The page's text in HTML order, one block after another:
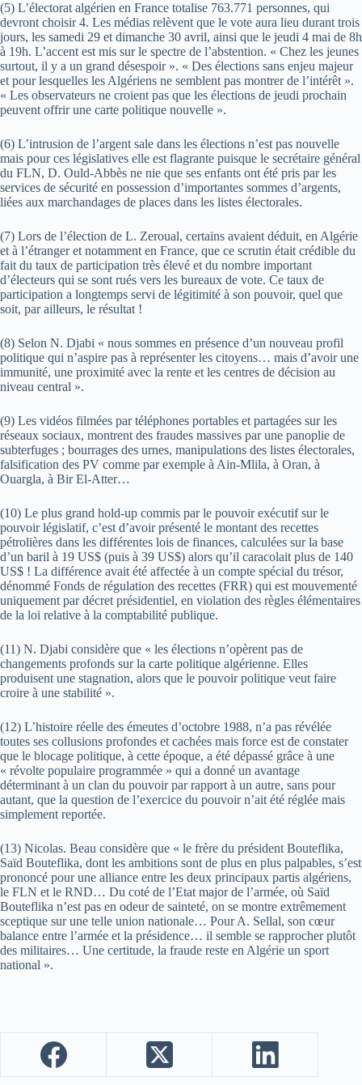
(5) L’électorat algérien en France totalise 763.771 personnes, qui
devront choisir 4. Les médias relèvent que le vote aura lieu durant trois
jours, les samedi 29 et dimanche 30 avril, ainsi que le jeudi 4 mai de 8h
à 19h. L’accent est mis sur le spectre de l’abstention. « Chez les jeunes
surtout, il y a un grand désespoir ». « Des élections sans enjeu majeur
et pour lesquelles les Algériens ne semblent pas montrer de l’intérêt ».
« Les observateurs ne croient pas que les élections de jeudi prochain
peuvent offrir une carte politique nouvelle ».
(6) L’intrusion de l’argent sale dans les élections n’est pas nouvelle
mais pour ces législatives elle est flagrante puisque le secrétaire général
du FLN, D. Ould-Abbès ne nie que ses enfants ont été pris par les
services de sécurité en possession d’importantes sommes d’argents,
liées aux marchandages de places dans les listes électorales.
(7) Lors de l’élection de L. Zeroual, certains avaient déduit, en Algérie
et à l’étranger et notamment en France, que ce scrutin était crédible du
fait du taux de participation très élevé et du nombre important
d’électeurs qui se sont rués vers les bureaux de vote. Ce taux de
participation a longtemps servi de légitimité à son pouvoir, quel que
soit, par ailleurs, le résultat !
(8) Selon N. Djabi « nous sommes en présence d’un nouveau profil
politique qui n’aspire pas à représenter les citoyens… mais d’avoir une
immunité, une proximité avec la rente et les centres de décision au
niveau central ».
(9) Les vidéos filmées par téléphones portables et partagées sur les
réseaux sociaux, montrent des fraudes massives par une panoplie de
subterfuges ; bourrages des urnes, manipulations des listes électorales,
falsification des PV comme par exemple à Ain-Mlila, à Oran, à
Ouargla, à Bir El-Atter…
(10) Le plus grand hold-up commis par le pouvoir exécutif sur le
pouvoir législatif, c’est d’avoir présenté le montant des recettes
pétrolières dans les différentes lois de finances, calculées sur la base
d’un baril à 19 US$ (puis à 39 US$) alors qu’il caracolait plus de 140
US$ ! La différence avait été affectée à un compte spécial du trésor,
dénommé Fonds de régulation des recettes (FRR) qui est mouvementé
uniquement par décret présidentiel, en violation des règles élémentaires
de la loi relative à la comptabilité publique.
(11) N. Djabi considère que « les élections n’opèrent pas de
changements profonds sur la carte politique algérienne. Elles
produisent une stagnation, alors que le pouvoir politique veut faire
croire à une stabilité ».
(12) L’histoire réelle des émeutes d’octobre 1988, n’a pas révélée
toutes ses collusions profondes et cachées mais force est de constater
que le blocage politique, à cette époque, a été dépassé grâce à une
« révolte populaire programmée » qui a donné un avantage
déterminant à un clan du pouvoir par rapport à un autre, sans pour
autant, que la question de l’exercice du pouvoir n’ait été réglée mais
simplement reportée.
(13) Nicolas. Beau considère que « le frère du président Bouteflika,
Saïd Bouteflika, dont les ambitions sont de plus en plus palpables, s’est
prononcé pour une alliance entre les deux principaux partis algériens,
le FLN et le RND… Du coté de l’Etat major de l’armée, où Saïd
Bouteflika n’est pas en odeur de sainteté, on se montre extrêmement
sceptique sur une telle union nationale… Pour A. Sellal, son cœur
balance entre l’armée et la présidence… il semble se rapprocher plutôt
des militaires… Une certitude, la fraude reste en Algérie un sport
national ».